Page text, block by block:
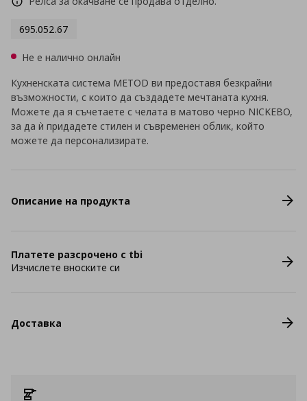
695.052.67
Не е налично онлайн
Кухненската система METOD ви предоставя безкрайни
възможности, с които да създадете мечтаната кухня.
Можете да я съчетаете с челата в матово черно NICKEBO,
за да ѝ придадете стилен и съвременен облик, който
можете да персонализирате.
Описание на продукта
Платете разсрочено с tbi
Изчислете вноските си
Доставка